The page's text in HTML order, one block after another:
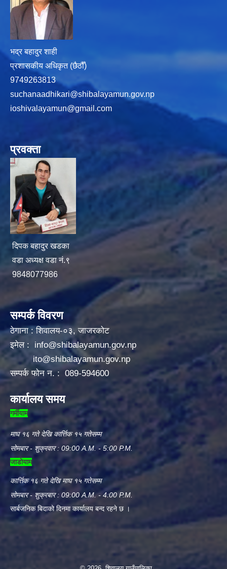
भद्र बहादुर शाही
प्रशासकीय अधिकृत (छैठौँ)
9749263813
suchanaadhikari@shibalayamun.gov.np
ioshivalayamun@gmail.com
प्रवक्ता
दिपक बहादुर खडका
वडा अध्यक्ष वडा नं.९
9848077986
सम्पर्क विवरण
ठेगाना : शिवालय-०३, जाजरकोट
इमेल : info@shibalayamun.gov.np
ito@shibalayamun.gov.np
सम्पर्क फोन न. : 089-594600
कार्यालय समय
गर्मीयाम
माघ १६ गते देखि कार्त्तिक १५ गतेसम्म
सोमबार - शुक्रवार : 09:00 A.M. - 5:00 P.M.
जाडोयाम
कार्त्तिक १६ गते देखि माघ १५ गतेसम्म
सोमबार - शुक्रबार : 09:00 A.M. - 4:00 P.M.
सार्बजनिक बिदाको दिनमा कार्यालय बन्द रहने छ ।